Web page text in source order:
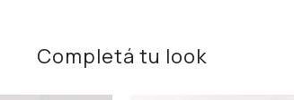
Completá tu look